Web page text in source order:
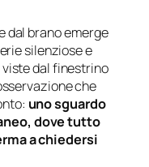
dal brano emerge
silenziose e
dal finestrino
che
uno sguardo
dove tutto
a chiedersi